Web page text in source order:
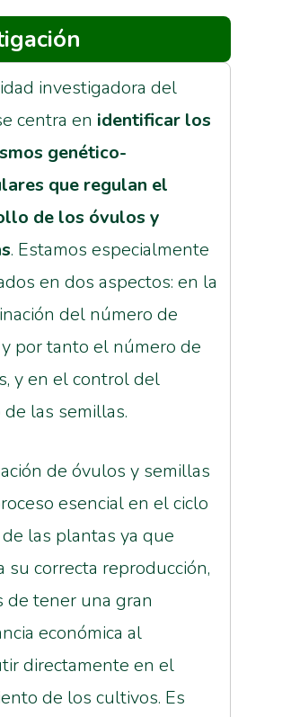
investigadora del
centra en identificar los
genético-
que regulan el
de los óvulos y
. Estamos especialmente
en dos aspectos: en la
del número de
por tanto el número de
y en el control del
las semillas.
de óvulos y semillas
esencial en el ciclo
las plantas ya que
su correcta reproducción,
de tener una gran
económica al
directamente en el
de los cultivos. Es